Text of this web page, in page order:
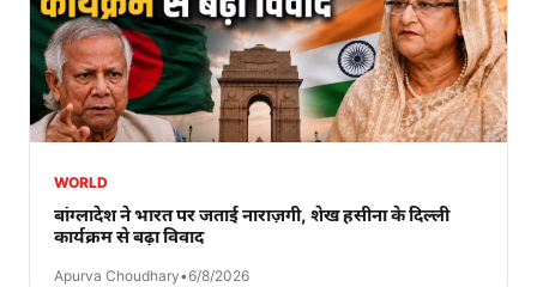
WORLD
बांग्लादेश ने भारत पर जताई नाराज़गी, शेख हसीना के दिल्ली
कार्यक्रम से बढ़ा विवाद
Apurva Choudhary•6/8/2026